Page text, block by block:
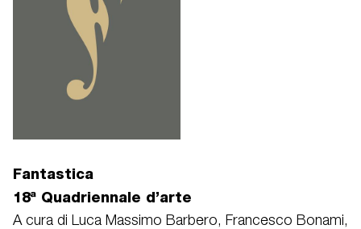
Fantastica
18ª Quadriennale d’arte
A cura di Luca Massimo Barbero, Francesco Bonami,